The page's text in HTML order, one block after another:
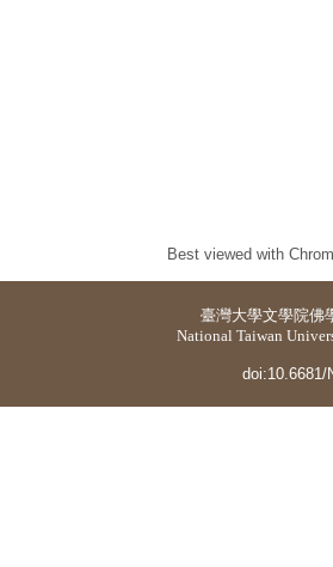
Best viewed with
臺灣大學文學院佛
National Taiwan
doi:10.6681/